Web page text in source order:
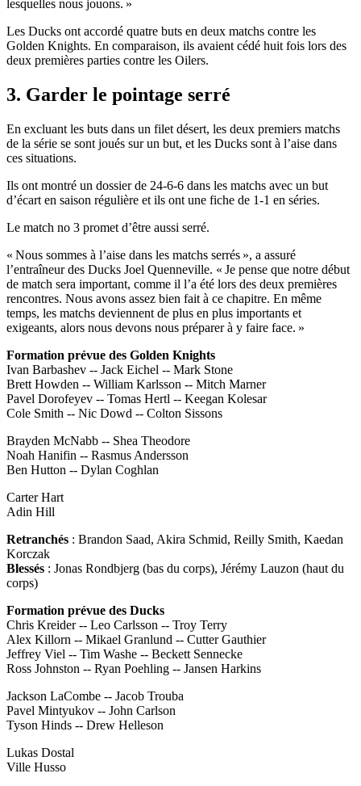
lesquelles nous jouons. »
Les Ducks ont accordé quatre buts en deux matchs contre les
Golden Knights. En comparaison, ils avaient cédé huit fois lors des
deux premières parties contre les Oilers.
3. Garder le pointage serré
En excluant les buts dans un filet désert, les deux premiers matchs
de la série se sont joués sur un but, et les Ducks sont à l’aise dans
ces situations.
Ils ont montré un dossier de 24-6-6 dans les matchs avec un but
d’écart en saison régulière et ils ont une fiche de 1-1 en séries.
Le match no 3 promet d’être aussi serré.
« Nous sommes à l’aise dans les matchs serrés », a assuré
l’entraîneur des Ducks Joel Quenneville. « Je pense que notre début
de match sera important, comme il l’a été lors des deux premières
rencontres. Nous avons assez bien fait à ce chapitre. En même
temps, les matchs deviennent de plus en plus importants et
exigeants, alors nous devons nous préparer à y faire face. »
Formation prévue des Golden Knights
Ivan Barbashev -- Jack Eichel -- Mark Stone
Brett Howden -- William Karlsson -- Mitch Marner
Pavel Dorofeyev -- Tomas Hertl -- Keegan Kolesar
Cole Smith -- Nic Dowd -- Colton Sissons
Brayden McNabb -- Shea Theodore
Noah Hanifin -- Rasmus Andersson
Ben Hutton -- Dylan Coghlan
Carter Hart
Adin Hill
Retranchés : Brandon Saad, Akira Schmid, Reilly Smith, Kaedan
Korczak
Blessés : Jonas Rondbjerg (bas du corps), Jérémy Lauzon (haut du
corps)
Formation prévue des Ducks
Chris Kreider -- Leo Carlsson -- Troy Terry
Alex Killorn -- Mikael Granlund -- Cutter Gauthier
Jeffrey Viel -- Tim Washe -- Beckett Sennecke
Ross Johnston -- Ryan Poehling -- Jansen Harkins
Jackson LaCombe -- Jacob Trouba
Pavel Mintyukov -- John Carlson
Tyson Hinds -- Drew Helleson
Lukas Dostal
Ville Husso